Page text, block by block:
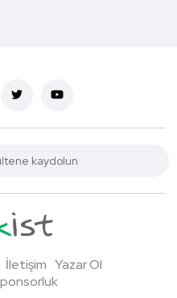
İletişim Yazar Ol